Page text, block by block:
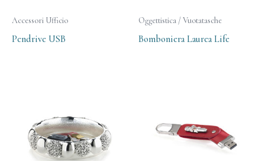
Accessori Ufficio
Pendrive USB
Oggettistica / Vuotatasche
Bomboniera Laurea Life